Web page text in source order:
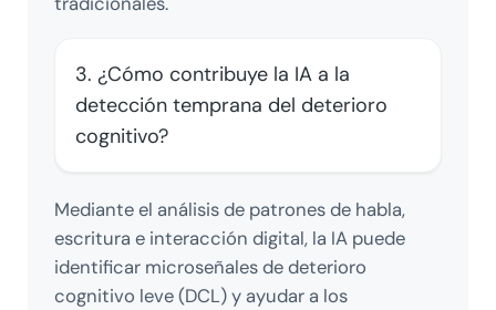
3. ¿Cómo contribuye la IA a la
detección temprana del deterioro
cognitivo?
Mediante el análisis de patrones de habla,
escritura e interacción digital, la IA puede
identificar microseñales de deterioro
cognitivo leve (DCL) y ayudar a los